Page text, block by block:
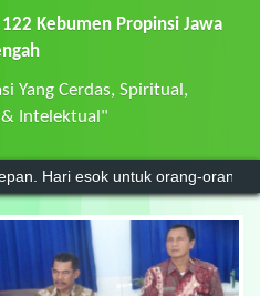
Kebumen Propinsi Jawa
Yang Cerdas, Spiritual,
& Intelektual"
untuk orang-orang yang telah